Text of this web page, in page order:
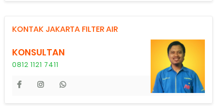
KONTAK JAKARTA FILTER AIR
KONSULTAN
0812 1121 7411